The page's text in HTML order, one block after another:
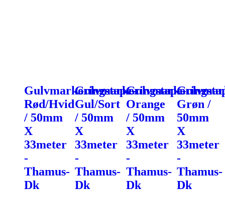
Gulvmarkeringstape-
Rød/Hvid
/ 50mm
X
33meter
-
Thamus-
Dk
Gulvmarkeringstape-
Gul/Sort
/ 50mm
X
33meter
-
Thamus-
Dk
Orange
/ 50mm
X
33meter
-
Thamus-
Dk
Grøn /
50mm
X
33meter
-
Thamus-
Dk